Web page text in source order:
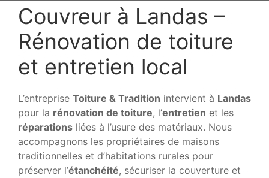
Couvreur à Landas –
Rénovation de toiture
et entretien local
L’entreprise Toiture & Tradition intervient à Landas
pour la rénovation de toiture, l’entretien et les
réparations liées à l’usure des matériaux. Nous
accompagnons les propriétaires de maisons
traditionnelles et d’habitations rurales pour
préserver l’étanchéité, sécuriser la couverture et